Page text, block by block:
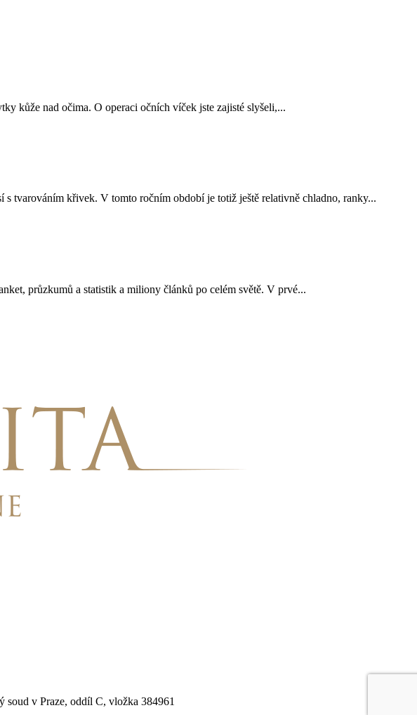
kůže nad očima. O operaci očních víček jste zajisté slyšeli,...
tvarováním křivek. V tomto ročním období je totiž ještě relativně chladno, ranky...
průzkumů a statistik a miliony článků po celém světě. V prvé...
soud v Praze, oddíl C, vložka 384961